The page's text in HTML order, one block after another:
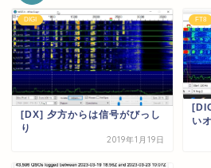
DIGI
[DX] 夕方からは信号がびっし
り
2019年1月19日
FT8
い